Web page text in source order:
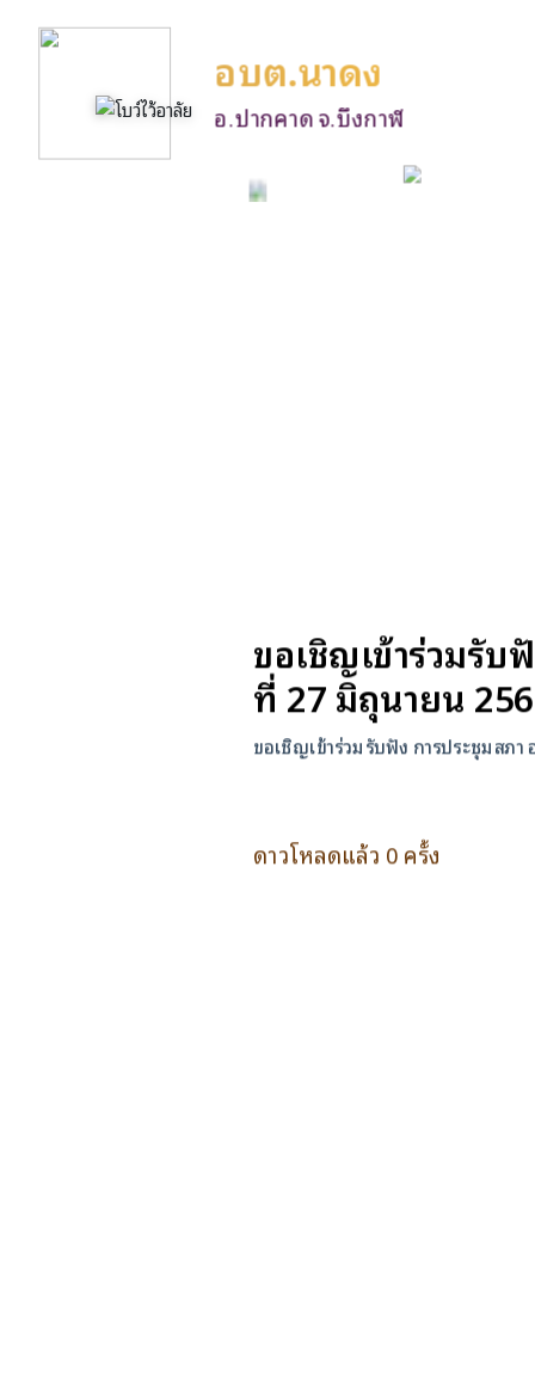
อบต.นาดง
อ.ปากคาด จ.บึงกาฬ
ขอเชิญเข้าร่วมรั
ที่ 27 มิถุนายน
ขอเชิญเข้าร่วมรับฟัง การประชุมสภ
ดาวโหลดแล้ว 0 ครั้ง